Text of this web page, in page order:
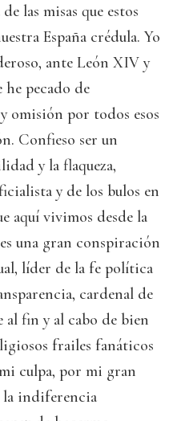
las misas que estos
España crédula. Yo
ante León XIV y
he pecado de
omisión por todos esos
Confieso ser un
y la flaqueza,
y de los bulos en
aquí vivimos desde la
una gran conspiración
líder de la fe política
cardenal de
fin y al cabo de bien
frailes fanáticos
culpa, por mi gran
la indiferencia